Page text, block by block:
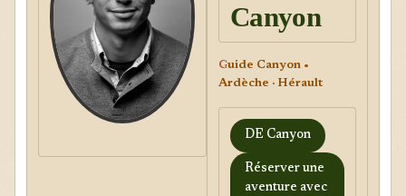
Canyon
Guide Canyon •
Ardèche · Hérault
DE Canyon
Réserver une
aventure avec